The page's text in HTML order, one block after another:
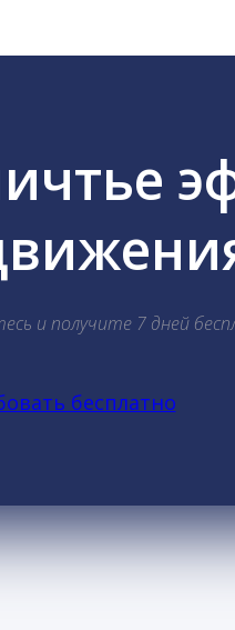
и получите 7 дней
бесплатно